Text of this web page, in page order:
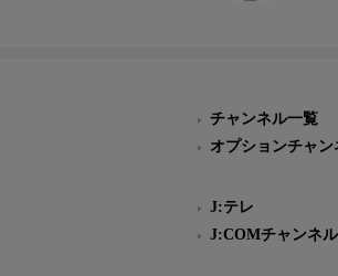
チャンネル一覧
オプションチャン
J:テレ
J:COMチャンネル